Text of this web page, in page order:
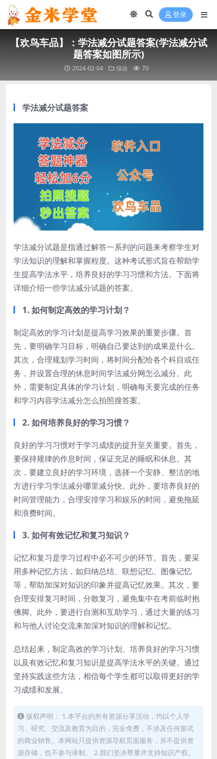
登录
【欢鸟车品】：学法减分试题答案(学法减分试
题答案如图所示)
2024-02-04 综合 70
学法减分试题答案
学法减分试题是指通过解答一系列的问题来考察学生对
学法知识的理解和掌握程度。这种考试形式旨在帮助学
生提高学法水平，培养良好的学习习惯和方法。下面将
详细介绍一些学法减分试题的答案。
1. 如何制定高效的学习计划？
制定高效的学习计划是提高学习效果的重要步骤。首
先，要明确学习目标，明确自己要达到的成果是什么。
其次，合理规划学习时间，将时间分配给各个科目或任
务，并设置合理的休息时间学法减分网怎么减分。此
外，需要制定具体的学习计划，明确每天要完成的任务
和学习内容学法减分怎么拍照搜答案。
2. 如何培养良好的学习习惯？
良好的学习习惯对于学习成绩的提升至关重要。首先，
要保持规律的作息时间，保证充足的睡眠和休息。其
次，要建立良好的学习环境，选择一个安静、整洁的地
方进行学习学法减分哪里减分快。此外，要培养良好的
时间管理能力，合理安排学习和娱乐的时间，避免拖延
和浪费时间。
3. 如何有效记忆和复习知识？
记忆和复习是学习过程中必不可少的环节。首先，要采
用多种记忆方法，如归纳总结、联想记忆、图像记忆
等，帮助加深对知识的印象并提高记忆效果。其次，要
合理安排复习时间，分散复习，避免集中在考前临时抱
佛脚。此外，要进行自测和互助学习，通过大量的练习
和与他人讨论交流来加深对知识的理解和记忆。
总结起来，制定高效的学习计划、培养良好的学习习惯
以及有效记忆和复习知识是提高学法水平的关键。通过
坚持实践这些方法，相信每个学生都可以取得更好的学
习成绩和发展。
版权声明： 1.本平台的所有资源分享活动，均以个人学
习、研究、交流及教育为目的，完全免费，不涉及任何形式
的商业销售。本网站只提供资源导航页面服务，并不提供资
源存储，也不参与录制。 2.我们坚决尊重并支持知识产权。